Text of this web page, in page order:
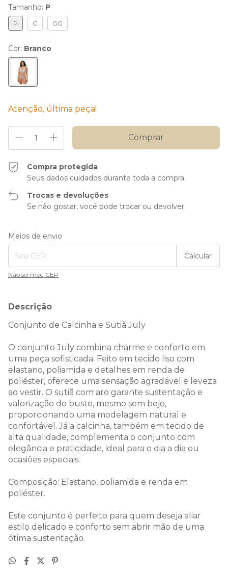
Tamanho: P
P G GG
Cor: Branco
Atenção, última peça!
Compra protegida
Seus dados cuidados durante toda a compra.
Trocas e devoluções
Se não gostar, você pode trocar ou devolver.
Entregas para o CEP:
Meios de envio
Calcular
Não sei meu CEP
Descrição
Conjunto de Calcinha e Sutiã July
O conjunto July combina charme e conforto em
uma peça sofisticada. Feito em tecido liso com
elastano, poliamida e detalhes em renda de
poliéster, oferece uma sensação agradável e leveza
ao vestir. O sutiã com aro garante sustentação e
valorização do busto, mesmo sem bojo,
proporcionando uma modelagem natural e
confortável. Já a calcinha, também em tecido de
alta qualidade, complementa o conjunto com
elegância e praticidade, ideal para o dia a dia ou
ocasiões especiais.
Composição: Elastano, poliamida e renda em
poliéster.
Este conjunto é perfeito para quem deseja aliar
estilo delicado e conforto sem abrir mão de uma
ótima sustentação.